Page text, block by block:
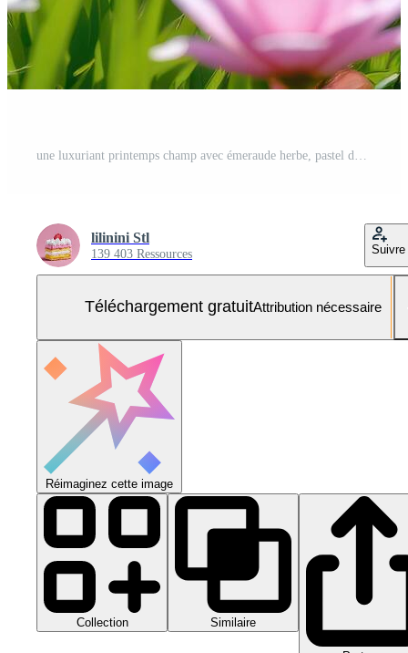
lilinini Stl
139 403 Ressources Suivre
Téléchargement gratuitAttribution nécessaire
Réimaginez cette image
Collection Similaire